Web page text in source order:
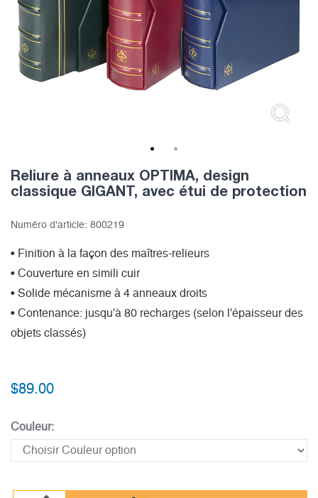
Reliure à anneaux OPTIMA, design
classique GIGANT, avec étui de protection
Numéro d'article: 800219
• Finition à la façon des maîtres-relieurs
• Couverture en simili cuir
• Solide mécanisme à 4 anneaux droits
• Contenance: jusqu'à 80 recharges (selon l'épaisseur des
objets classés)
$89.00
Couleur: